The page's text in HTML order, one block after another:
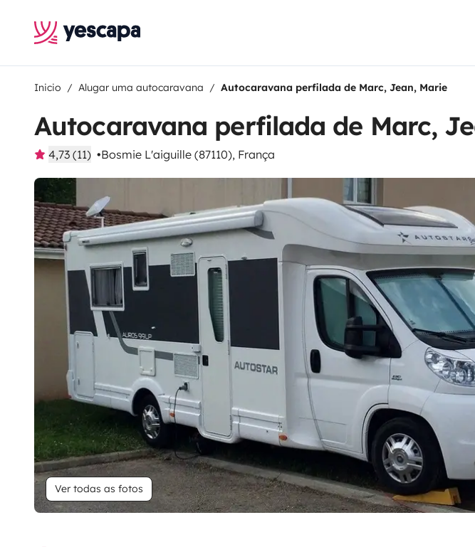
Inicio Alugar uma autocaravana Autocaravana perfilada de Marc, Jean, Marie
Autocaravana perfilada de Marc,
4,73 (11) Bosmie L'aiguille (87110), França
Ver todas as fotos